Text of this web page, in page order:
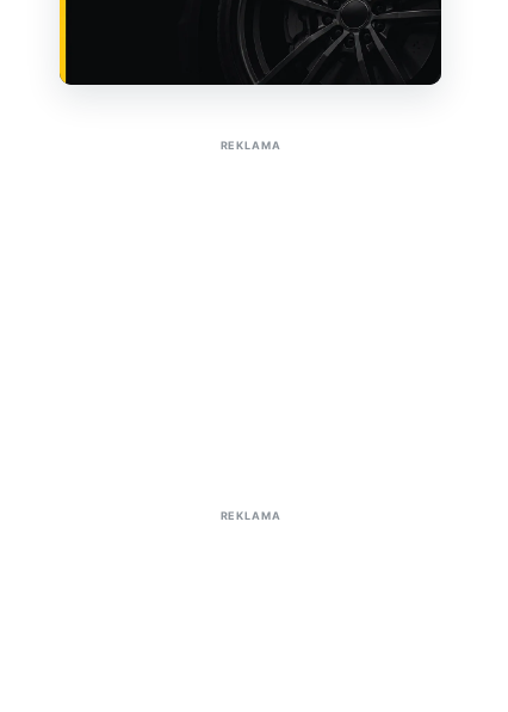
REKLAMA
REKLAMA